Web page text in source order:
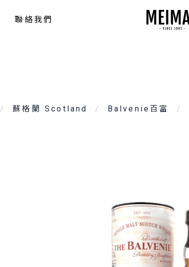
聯絡我們
蘇格蘭 Scotland Balvenie百富